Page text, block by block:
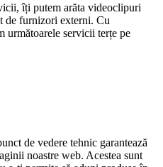
îți putem arăta videoclipuri
de furnizori externi. Cu
următoarele servicii terțe pe
de vedere tehnic garantează
noastre web. Acestea sunt